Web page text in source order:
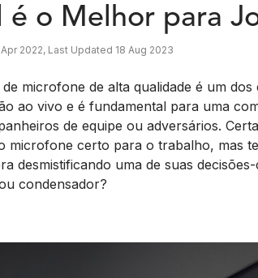
é o Melhor para
2022, Last Updated 18 Aug 2023
microfone de alta qualidade é um
ao vivo e é fundamental para uma
de equipe ou adversários.
microfone certo para o trabalho, mas
desmistificando uma de suas
condensador?